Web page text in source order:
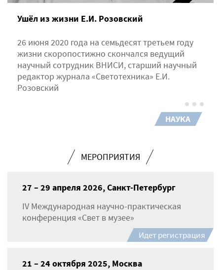
Ушёл из жизни Е.И. Розовский
26 июня 2020 года на семьдесят третьем году
жизни скоропостижно сконча­лся ведущий
научный сотрудник ВНИСИ, старший науч­ный
редактор журнала «Светотехника» Е.И.
Розовский
НАУКА
МЕРОПРИЯТИЯ
27 – 29 апреля 2026, Санкт-Петербург
IV Международная научно-практическая
конференция «Свет в музее»
Идет регистрация
21 – 24 октября 2025, Москва